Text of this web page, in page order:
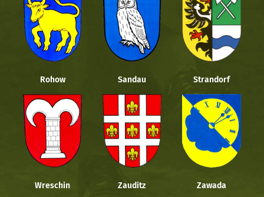
Rohow Sandau Strandorf
Wreschin Zauditz Zawada